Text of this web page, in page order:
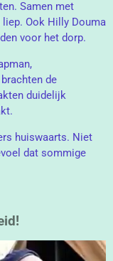
Samen met
Ook Hilly Douma
voor het dorp.
de
duidelijk
huiswaarts. Niet
dat sommige